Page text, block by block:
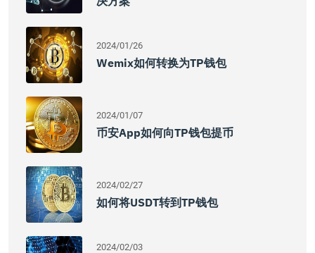
2024/01/26
Wemix如何转换为TP钱包
2024/01/07
币安app如何向TP钱包提币
2024/02/27
如何将USDT转到TP钱包
2024/02/03